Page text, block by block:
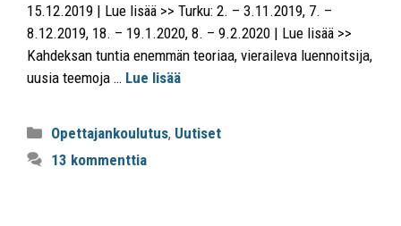
15.12.2019 | Lue lisää >> Turku: 2. – 3.11.2019, 7. –
8.12.2019, 18. – 19.1.2020, 8. – 9.2.2020 | Lue lisää >>
Kahdeksan tuntia enemmän teoriaa, vieraileva luennoitsija,
uusia teemoja … Lue lisää
Opettajankoulutus, Uutiset
13 kommenttia